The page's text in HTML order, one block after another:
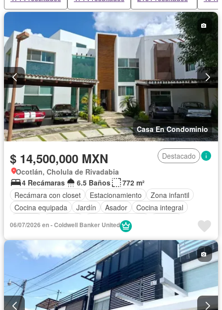
Casa En Condominio
$ 14,500,000 MXN
Destacado
Ocotlán, Cholula de Rivadabia
4 Recámaras
6.5 Baños
772 m²
Recámara con closet
Estacionamiento
Zona infantil
Cocina equipada
Jardín Asador
Cocina integral
Cuarto de servicio
06/07/2026 en - Coldwell Banker United